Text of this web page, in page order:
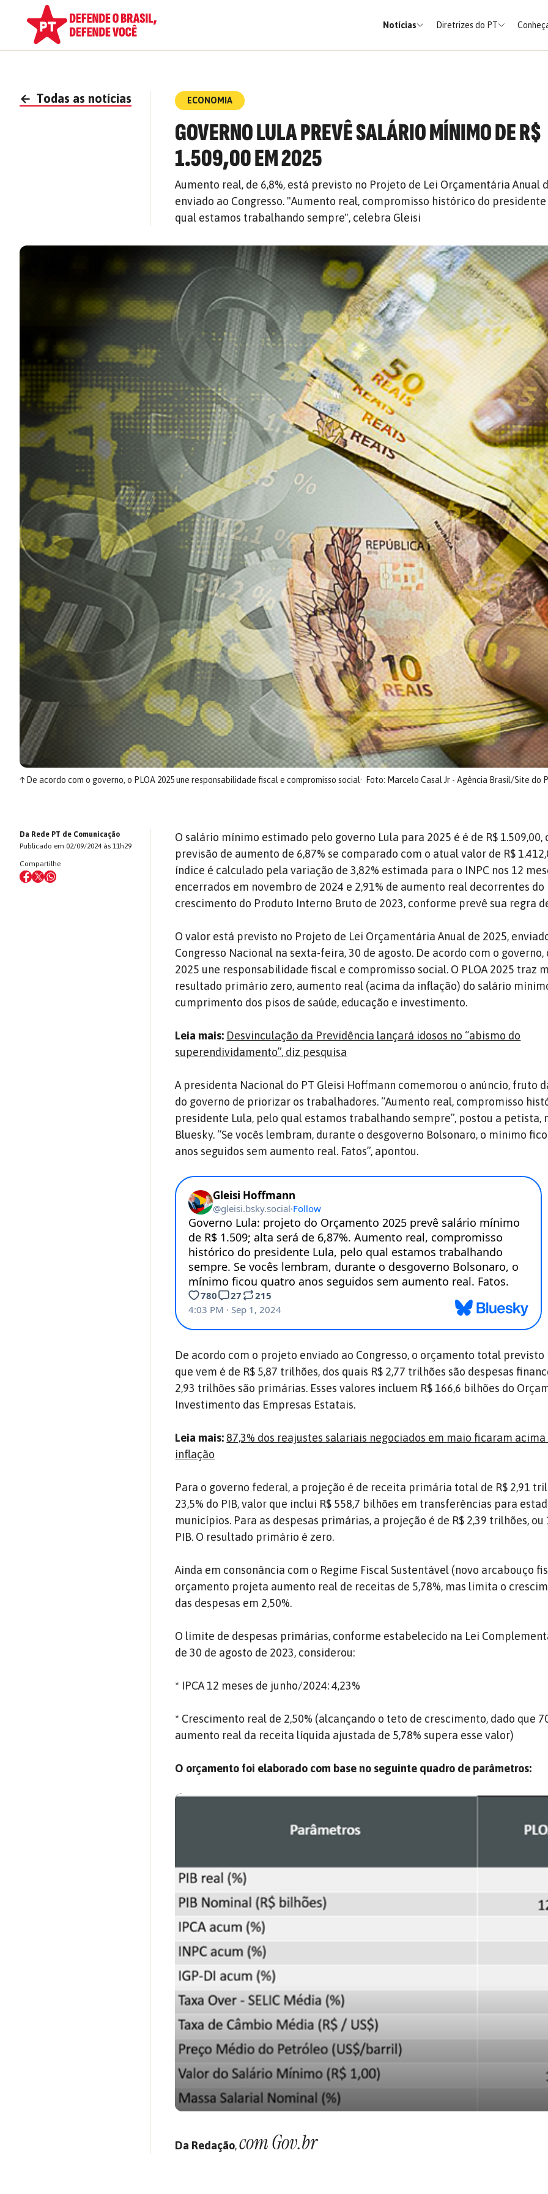
Notícias Diretrizes do PT
← Todas as notícias ECONOMIA
GOVERNO LULA PREVÊ SALÁRIO MÍNIMO DE R$
1.509,00 EM 2025
Aumento real, de 6,8%, está previsto no Projeto de Lei Orçamentária Anual
enviado ao Congresso. "Aumento real, compromisso histórico do
qual estamos trabalhando sempre", celebra Gleisi
↑De acordo com o governo, o PLOA 2025 une responsabilidade fiscal e compromisso social Foto: Marcelo Casal Jr - Agência Brasil/Site do
Da Rede PT de Comunicação
Publicado em 02/09/2024 às 11h29
Compartilhe
O salário mínimo estimado pelo governo Lula para 2025 é é de R$ 1.509,00,
previsão de aumento de 6,87% se comparado com o atual valor de R$
índice é calculado pela variação de 3,82% estimada para o INPC nos 12
encerrados em novembro de 2024 e 2,91% de aumento real decorrentes do
crescimento do Produto Interno Bruto de 2023, conforme prevê sua regra
O valor está previsto no Projeto de Lei Orçamentária Anual de 2025,
Congresso Nacional na sexta-feira, 30 de agosto. De acordo com o governo,
2025 une responsabilidade fiscal e compromisso social. O PLOA 2025 traz
resultado primário zero, aumento real (acima da inflação) do salário
cumprimento dos pisos de saúde, educação e investimento.
Leia mais: Desvinculação da Previdência lançará idosos no “abismo do
superendividamento”, diz pesquisa
A presidenta Nacional do PT Gleisi Hoffmann comemorou o anúncio, fruto
do governo de priorizar os trabalhadores. “Aumento real, compromisso
presidente Lula, pelo qual estamos trabalhando sempre”, postou a petista,
Bluesky. “Se vocês lembram, durante o desgoverno Bolsonaro, o mínimo
anos seguidos sem aumento real. Fatos”, apontou.
De acordo com o projeto enviado ao Congresso, o orçamento total previsto
que vem é de R$ 5,87 trilhões, dos quais R$ 2,77 trilhões são despesas
2,93 trilhões são primárias. Esses valores incluem R$ 166,6 bilhões do
Investimento das Empresas Estatais.
Leia mais: 87,3% dos reajustes salariais negociados em maio ficaram acima
inflação
Para o governo federal, a projeção é de receita primária total de R$ 2,91
23,5% do PIB, valor que inclui R$ 558,7 bilhões em transferências para
municípios. Para as despesas primárias, a projeção é de R$ 2,39 trilhões, ou
PIB. O resultado primário é zero.
Ainda em consonância com o Regime Fiscal Sustentável (novo arcabouço
orçamento projeta aumento real de receitas de 5,78%, mas limita o
das despesas em 2,50%.
O limite de despesas primárias, conforme estabelecido na Lei
de 30 de agosto de 2023, considerou:
* IPCA 12 meses de junho/2024: 4,23%
* Crescimento real de 2,50% (alcançando o teto de crescimento, dado que
aumento real da receita líquida ajustada de 5,78% supera esse valor)
O orçamento foi elaborado com base no seguinte quadro de parâmetros:
Da Redação,com Gov.br